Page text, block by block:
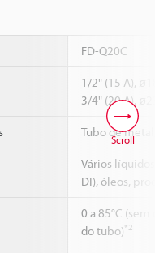
FD-Q20C
1/2" (15 A),
3/4" (20 A),
Tubo de
Vários
DI), óleos,
0 a 85°C
do tubo)*2
Scroll